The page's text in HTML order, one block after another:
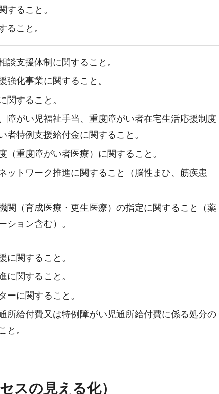
すること。
ること。
談支援体制に関すること。
強化事業に関すること。
関すること。
障がい児福祉手当、重度障がい者在宅生活応援制度
者特例支援給付金に関すること。
（重度障がい者医療）に関すること。
ットワーク推進に関すること（脳性まひ、筋疾患
関（育成医療・更生医療）の指定に関すること（薬
ション含む）。
に関すること。
に関すること。
ーに関すること。
所給付費又は特例障がい児通所給付費に係る処分の
と。
スの見える化）